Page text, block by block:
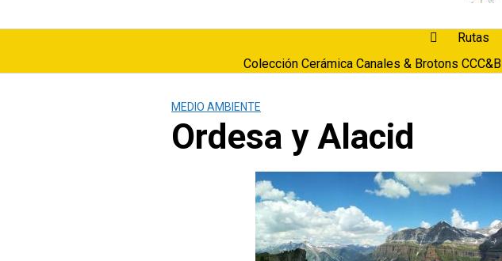
Rutas
Colección Cerámica Canales & Brotons CCC&B
MEDIO AMBIENTE
Ordesa y Alacid